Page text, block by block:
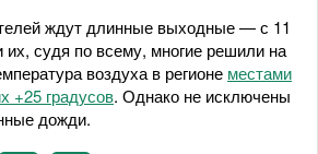
ждут длинные выходные — с 11
их, судя по всему, многие решили на
воздуха в регионе местами
+25 градусов. Однако не исключены
дожди.